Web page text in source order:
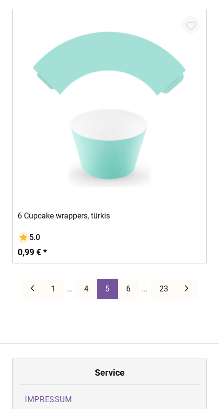
6 Cupcake wrappers, türkis
5.0
0,99 € *
Zurück
1 ... 4 5 6 ... 23 Weiter
Service
IMPRESSUM